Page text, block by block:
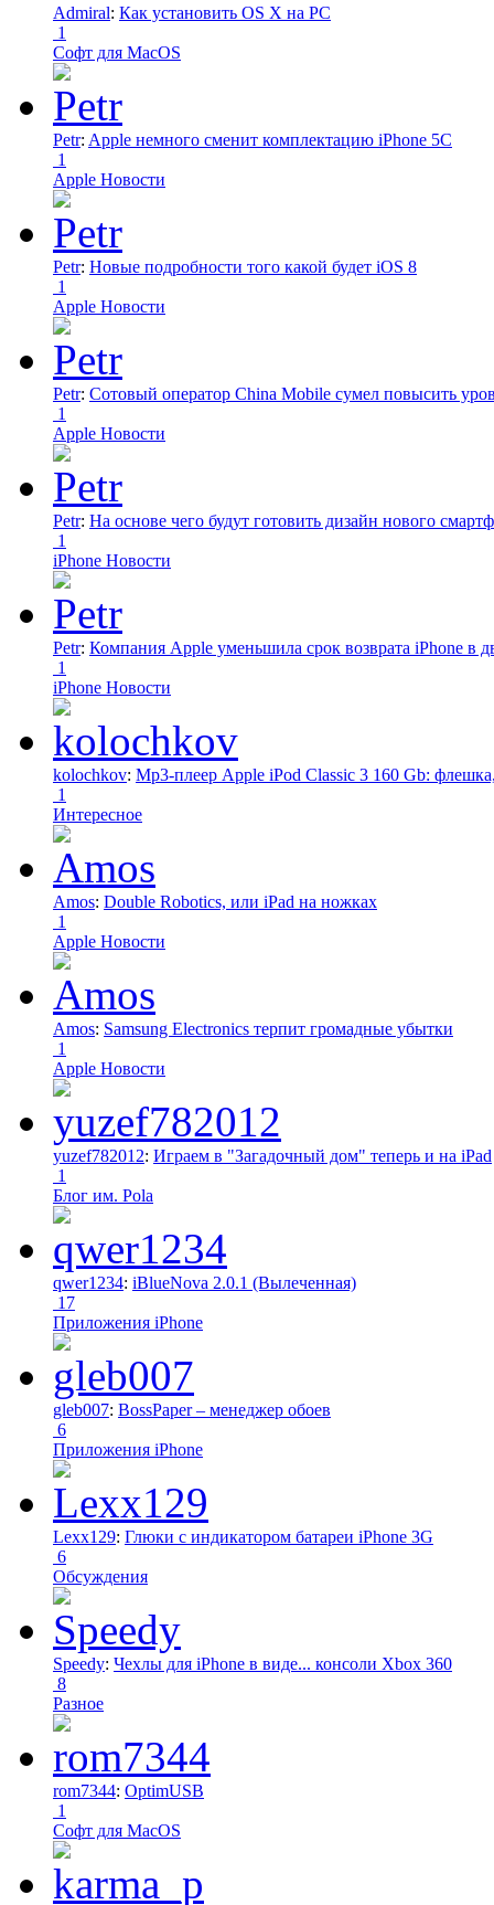
Admiral: Как установить OS X на PC
1
Софт для MacOS
Petr: Apple немного сменит комплектацию iPhone 5C
1
Apple Новости
Petr: Новые подробности того какой будет iOS 8
1
Apple Новости
Petr: Сотовый оператор China Mobile сумел повысить
1
Apple Новости
Petr: На основе чего будут готовить дизайн нового
1
iPhone Новости
Petr: Компания Apple уменьшила срок возврата iPhone в
1
iPhone Новости
kolochkov: Mp3-плеер Apple iPod Classic 3 160 Gb:
1
Интересное
Amos: Double Robotics, или iPad на ножках
1
Apple Новости
Amos: Samsung Electronics терпит громадные убытки
1
Apple Новости
yuzef782012: Играем в "Загадочный дом" теперь и на iPad
1
Блог им. Pola
qwer1234: iBlueNova 2.0.1 (Вылеченная)
17
Приложения iPhone
gleb007: BossPaper – менеджер обоев
6
Приложения iPhone
Lexx129: Глюки с индикатором батареи iPhone 3G
6
Обсуждения
Speedy: Чехлы для iPhone в виде... консоли Xbox 360
8
Разное
rom7344: OptimUSB
1
Софт для MacOS